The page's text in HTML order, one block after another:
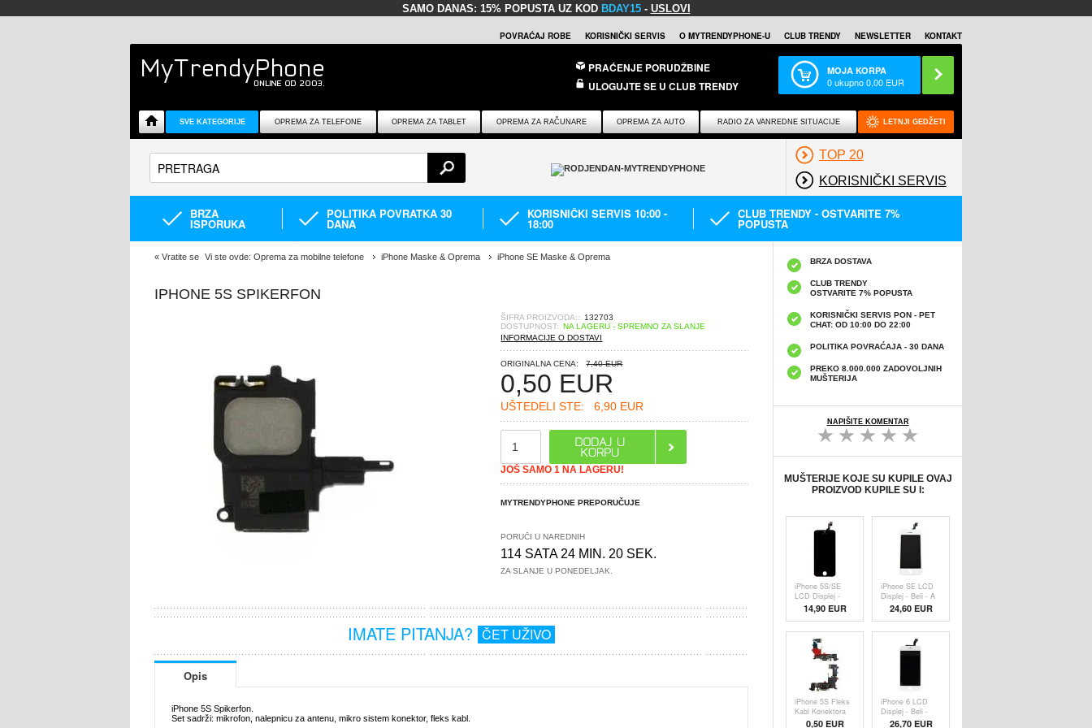
SAMO DANAS: 15% POPUSTA UZ KOD BDAY15 - USLOVI
POVRAĆAJ ROBE KORISNIČKI SERVIS O MYTRENDYPHONE-U CLUB TRENDY NEWSLETTER KONTAKT
PRAĆENJE PORUDŽBINE
ULOGUJTE SE U CLUB TRENDY
MOJA KORPA
0ukupno0,00 EUR
SVE KATEGORIJE OPREMA ZA TELEFONE OPREMA ZA TABLET OPREMA ZA RAČUNARE OPREMA ZA AUTO RADIO ZA VANREDNE SITUACIJE LETNJI GEDŽETI
TOP 20
KORISNIČKI SERVIS
BRZA
ISPORUKA
POLITIKA POVRATKA 30
DANA
KORISNIČKI SERVIS 10:00 -
18:00
CLUB TRENDY - OSTVARITE 7%
POPUSTA
« Vratite se Vi ste ovde: Oprema za mobilne telefone iPhone Maske & Oprema iPhone SE Maske & Oprema
IPHONE 5S SPIKERFON
ŠIFRA PROIZVODA::
132703
DOSTUPNOST: NA LAGERU - SPREMNO ZA SLANJE
INFORMACIJE O DOSTAVI
ORIGINALNA CENA: 7,40 EUR
0,50 EUR
UŠTEDELI STE: 6,90 EUR
JOŠ SAMO 1 NA LAGERU!
MYTRENDYPHONE PREPORUČUJE
PORUČI U NAREDNIH
114 SATA 24 MIN. 19 SEK.
ZA SLANJE U PONEDELJAK.
IMATE PITANJA? ČET UŽIVO
Opis
iPhone 5S Spikerfon.
Set sadrži: mikrofon, nalepnicu za antenu, mikro sistem konektor, fleks kabl.
BRZA DOSTAVA
CLUB TRENDY
OSTVARITE 7% POPUSTA
KORISNIČKI SERVIS PON - PET
CHAT: OD 10:00 DO 22:00
POLITIKA POVRAĆAJA - 30 DANA
PREKO 8.000.000 ZADOVOLJNIH
MUŠTERIJA
NAPIŠITE KOMENTAR
MUŠTERIJE KOJE SU KUPILE OVAJ
PROIZVOD KUPILE SU I:
iPhone 5S/SE
LCD Displej -
Crni - Originalni
Kvalitet
14,90 EUR
iPhone SE LCD
Displej - Beli - A
kvalitet
24,60 EUR
iPhone 5S Fleks
Kabl Konektora
Za Punjenje -
0,50EUR
iPhone 6 LCD
Displej - Beli -
Originalni Kvalitet
26,70 EUR